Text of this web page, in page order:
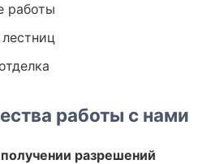
работы
работы с нами
разрешений